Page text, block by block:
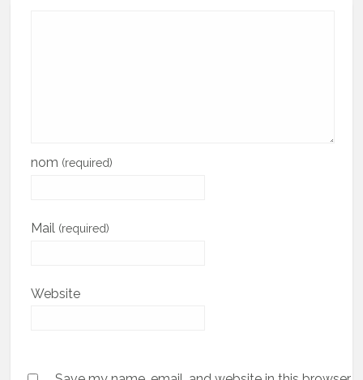
nom (required)
Mail (required)
Website